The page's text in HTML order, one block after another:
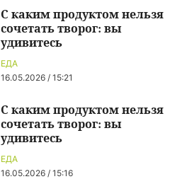
ЕДА
16.05.2026 / 15:21
С каким продуктом нельзя
сочетать творог: вы
удивитесь
ЕДА
16.05.2026 / 15:16
С каким продуктом нельзя
сочетать творог: вы
удивитесь